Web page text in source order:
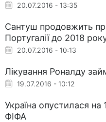
20.07.2016 - 13:35
Сантуш продовжить
Португалії до 2018
20.07.2016 - 10:13
Лікування Роналду
19.07.2016 - 10:12
Україна опустилася на
ФІФА